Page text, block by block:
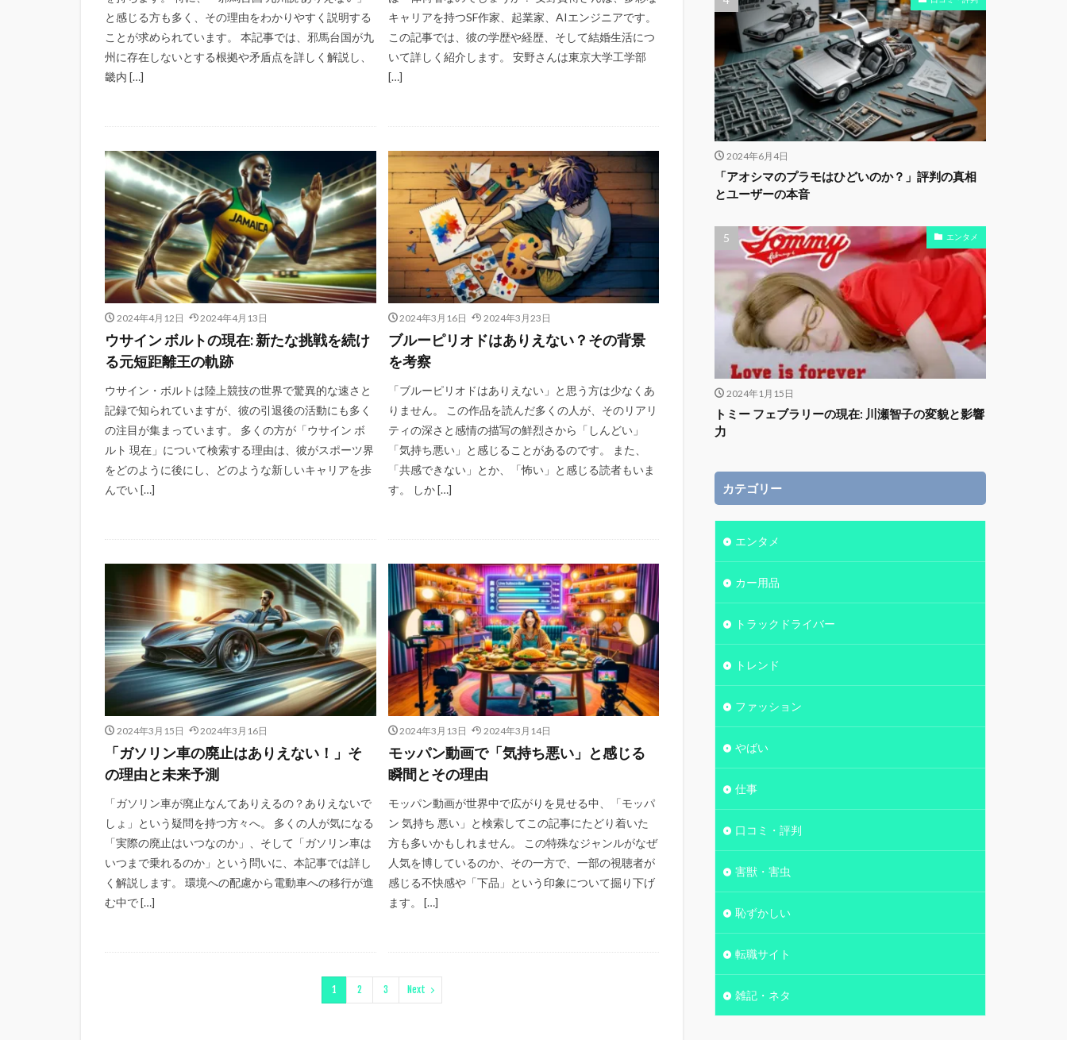
と感じる方も多く、その理由をわかりやすく説明する
ことが求められています。 本記事では、邪馬台国が九
州に存在しないとする根拠や矛盾点を詳しく解説し、
畿内 […]
キャリアを持つSF作家、起業家、AIエンジニアです。
この記事では、彼の学歴や経歴、そして結婚生活につ
いて詳しく紹介します。 安野さんは東京大学工学部
[…]
2024年4月12日 2024年4月13日
ウサイン ボルトの現在: 新たな挑戦を続け
る元短距離王の軌跡
ウサイン・ボルトは陸上競技の世界で驚異的な速さと
記録で知られていますが、彼の引退後の活動にも多く
の注目が集まっています。 多くの方が「ウサイン ボ
ルト 現在」について検索する理由は、彼がスポーツ界
をどのように後にし、どのような新しいキャリアを歩
んでい […]
2024年3月16日 2024年3月23日
ブルーピリオドはありえない？その背景
を考察
「ブルーピリオドはありえない」と思う方は少なくあ
りません。 この作品を読んだ多くの人が、そのリアリ
ティの深さと感情の描写の鮮烈さから「しんどい」
「気持ち悪い」と感じることがあるのです。 また、
「共感できない」とか、「怖い」と感じる読者もいま
す。 しか […]
2024年3月15日 2024年3月16日
「ガソリン車の廃止はありえない！」そ
の理由と未来予測
「ガソリン車が廃止なんてありえるの？ありえないで
しょ」という疑問を持つ方々へ。 多くの人が気になる
「実際の廃止はいつなのか」、そして「ガソリン車は
いつまで乗れるのか」という問いに、本記事では詳し
く解説します。 環境への配慮から電動車への移行が進
む中で […]
2024年3月13日 2024年3月14日
モッパン動画で「気持ち悪い」と感じる
瞬間とその理由
モッパン動画が世界中で広がりを見せる中、「モッパ
ン 気持ち 悪い」と検索してこの記事にたどり着いた
方も多いかもしれません。 この特殊なジャンルがなぜ
人気を博しているのか、その一方で、一部の視聴者が
感じる不快感や「下品」という印象について掘り下げ
ます。 […]
1 2 3 Next
2024年6月4日
「アオシマのプラモはひどいのか？」評判の真相
とユーザーの本音
エンタメ
2024年1月15日
トミー フェブラリーの現在: 川瀬智子の変貌と影響
力
カテゴリー
エンタメ
カー用品
トラックドライバー
トレンド
ファッション
やばい
仕事
口コミ・評判
害獣・害虫
恥ずかしい
転職サイト
雑記・ネタ